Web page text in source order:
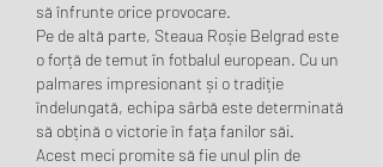
să înfrunte orice provocare.
Pe de altă parte, Steaua Roșie Belgrad este
o forță de temut în fotbalul european. Cu un
palmares impresionant și o tradiție
îndelungată, echipa sârbă este determinată
să obțină o victorie în fața fanilor săi.
Acest meci promite să fie unul plin de